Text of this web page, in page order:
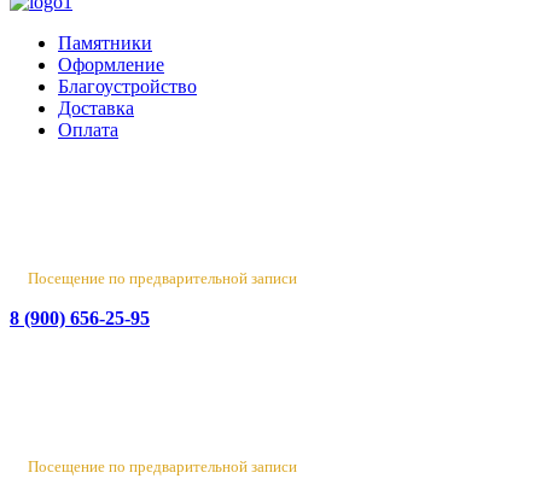
Памятники
Оформление
Благоустройство
Доставка
Оплата
Посещение по предварительной записи
8 (900) 656-25-95
Посещение по предварительной записи